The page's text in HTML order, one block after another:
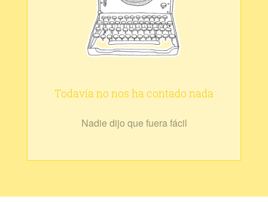
Todavía no nos ha contado nada
Nadie dijo que fuera fácil